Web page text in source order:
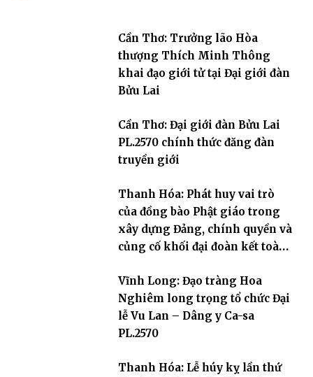
Cần Thơ: Trưởng lão Hòa
thượng Thích Minh Thông
khai đạo giới tử tại Đại giới đàn
Bửu Lai
Cần Thơ: Đại giới đàn Bửu Lai
PL.2570 chính thức đăng đàn
truyền giới
Thanh Hóa: Phát huy vai trò
của đồng bào Phật giáo trong
xây dựng Đảng, chính quyền và
củng cố khối đại đoàn kết toàn
Vĩnh Long: Đạo tràng Hoa
Nghiêm long trọng tổ chức Đại
lễ Vu Lan – Dâng y Ca-sa
PL.2570
Thanh Hóa: Lễ húy kỵ lần thứ